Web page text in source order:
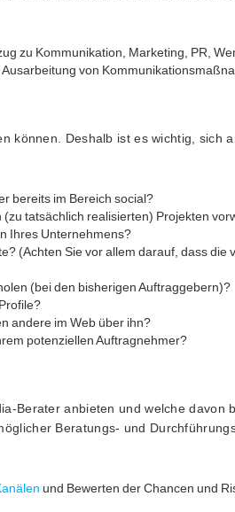
zu Kommunikation, Marketing, PR,
von
können. Deshalb ist es wichtig, sich
bereits im Bereich social?
tatsächlich realisierten) Projekten
Ihres Unternehmens?
(Achten Sie vor allem darauf, dass die
(bei den bisherigen Auftraggebern)?
andere im Web über ihn?
potenziellen Auftragnehmer?
Berater anbieten und welche davon
Beratungs- und
und Bewerten der Chancen und